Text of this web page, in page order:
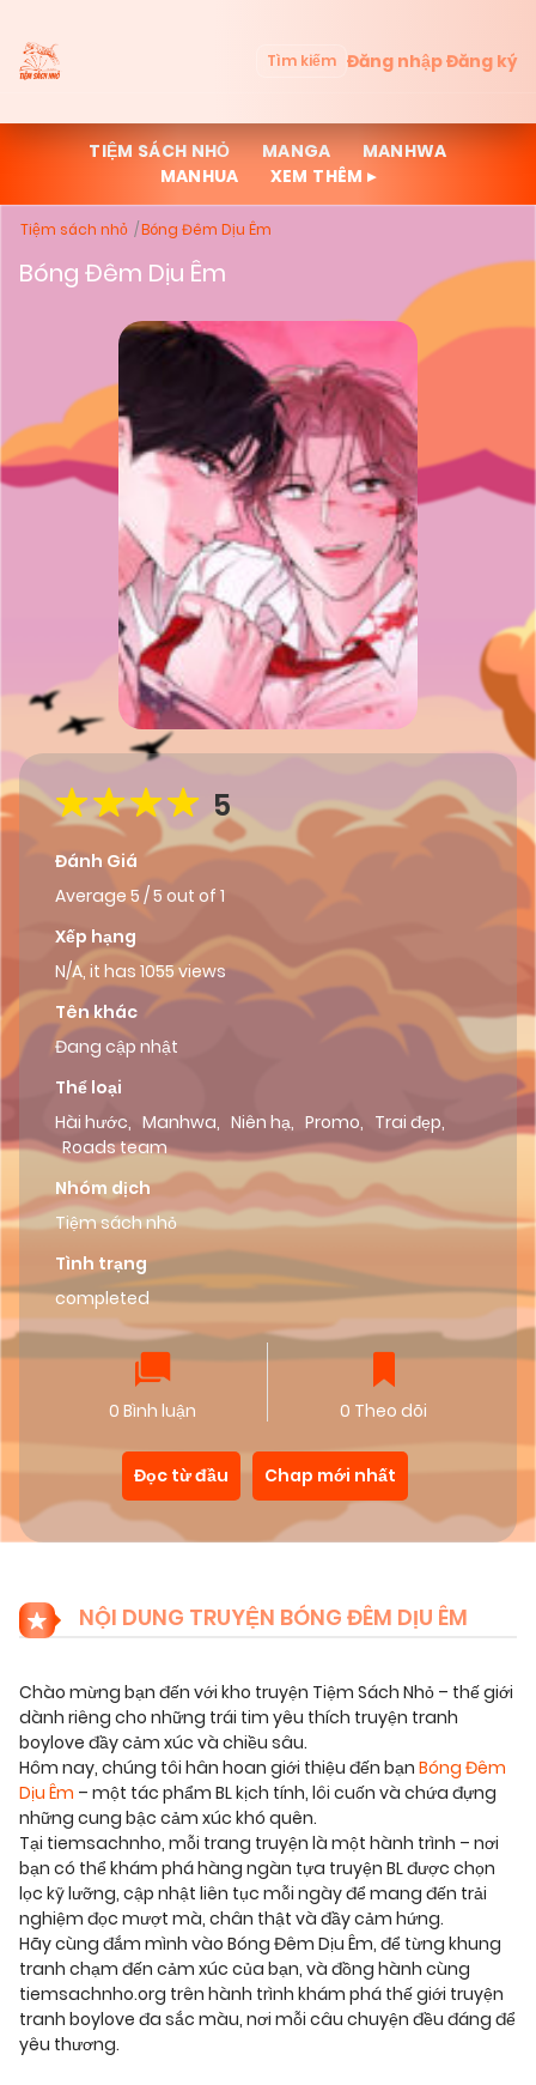
Tìm kiếm Đăng nhậpĐăng ký
TIỆM SÁCH NHỎ MANGA
MANHWA
MANHUA
XEM THÊM ▸
Tiệm sách nhỏ Bóng Đêm Dịu Êm
Bóng Đêm Dịu Êm
5
Đánh Giá
Average 5 /5 out of 1
Xếp hạng
N/A, it has 1055 views
Tên khác
Đang cập nhật
Thể loại
Hài hước, Manhwa, Niên hạ, Promo, Trai đẹp,
Roads team
Nhóm dịch
Tiệm sách nhỏ
Tình trạng
completed
0 Bình luận 0 Theo dõi
Đọc từ đầu Chap mới nhất
NỘI DUNG TRUYỆN BÓNG ĐÊM DỊU ÊM
Chào mừng bạn đến với kho truyện Tiệm Sách Nhỏ – thế giới
dành riêng cho những trái tim yêu thích truyện tranh
boylove đầy cảm xúc và chiều sâu.
Hôm nay, chúng tôi hân hoan giới thiệu đến bạn Bóng Đêm
Dịu Êm – một tác phẩm BL kịch tính, lôi cuốn và chứa đựng
những cung bậc cảm xúc khó quên.
Tại tiemsachnho, mỗi trang truyện là một hành trình – nơi
bạn có thể khám phá hàng ngàn tựa truyện BL được chọn
lọc kỹ lưỡng, cập nhật liên tục mỗi ngày để mang đến trải
nghiệm đọc mượt mà, chân thật và đầy cảm hứng.
Hãy cùng đắm mình vào Bóng Đêm Dịu Êm, để từng khung
tranh chạm đến cảm xúc của bạn, và đồng hành cùng
tiemsachnho.org trên hành trình khám phá thế giới truyện
tranh boylove đa sắc màu, nơi mỗi câu chuyện đều đáng để
yêu thương.